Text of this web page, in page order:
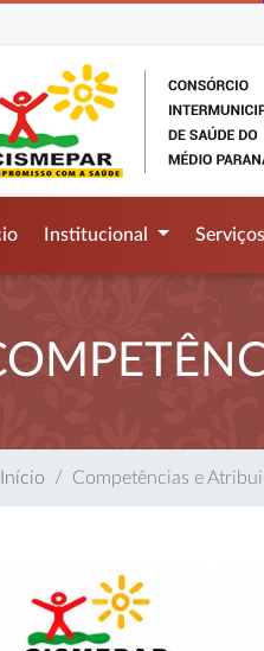
Institucional Serviços
Início Competências e